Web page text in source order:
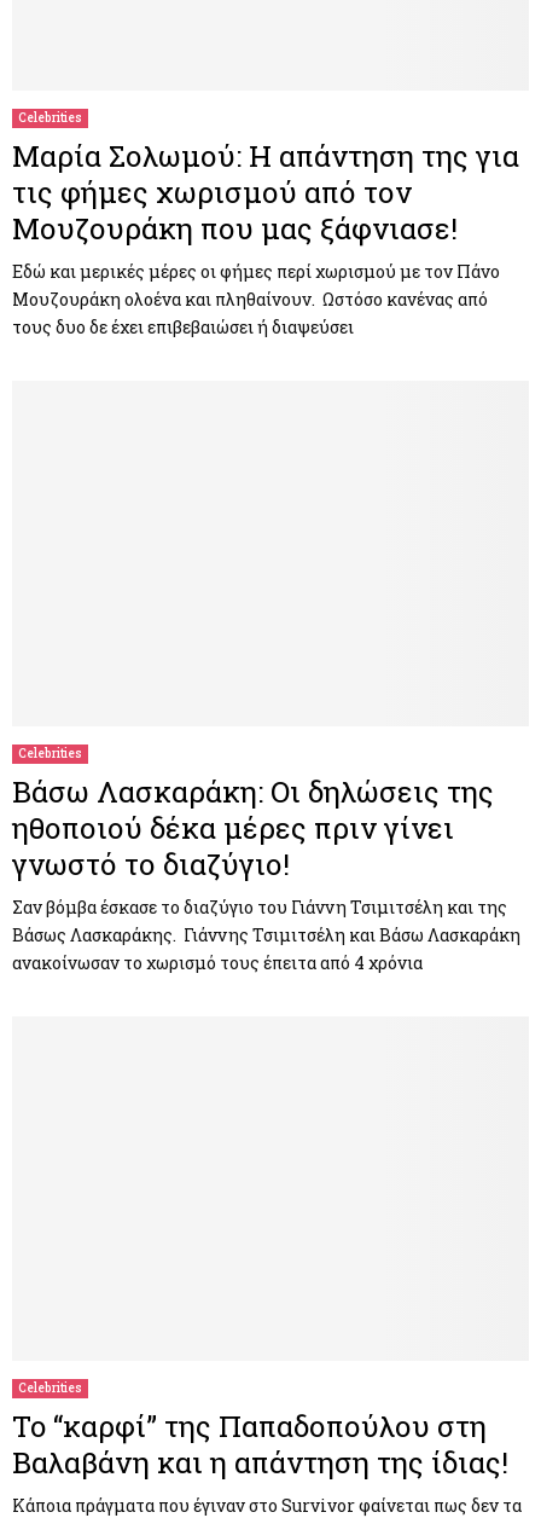
Celebrities
Μαρία Σολωμού: Η απάντηση της για
τις φήμες χωρισμού από τον
Μουζουράκη που μας ξάφνιασε!
Εδώ και μερικές μέρες οι φήμες περί χωρισμού με τον Πάνο
Μουζουράκη ολοένα και πληθαίνουν. Ωστόσο κανένας από
τους δυο δε έχει επιβεβαιώσει ή διαψεύσει
Celebrities
Βάσω Λασκαράκη: Οι δηλώσεις της
ηθοποιού δέκα μέρες πριν γίνει
γνωστό το διαζύγιο!
Σαν βόμβα έσκασε το διαζύγιο του Γιάννη Τσιμιτσέλη και της
Βάσως Λασκαράκης. Γιάννης Τσιμιτσέλη και Βάσω Λασκαράκη
ανακοίνωσαν το χωρισμό τους έπειτα από 4 χρόνια
Celebrities
To “καρφί” της Παπαδοπούλου στη
Βαλαβάνη και η απάντηση της ίδιας!
Κάποια πράγματα που έγιναν στο Survivor φαίνεται πως δεν τα